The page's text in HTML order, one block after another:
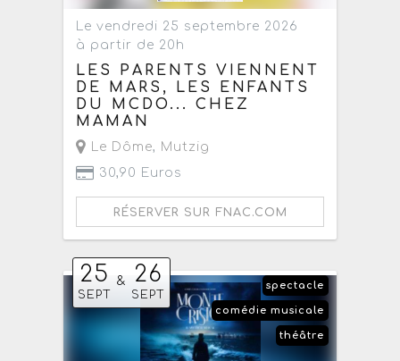
Le vendredi 25 septembre 2026
à partir de 20h
LES PARENTS VIENNENT
DE MARS, LES ENFANTS
DU MCDO... CHEZ
MAMAN
Le Dôme, Mutzig
30,90 Euros
RÉSERVER SUR FNAC.COM
25
SEPT
& 26
SEPT
spectacle
comédie musicale
théâtre